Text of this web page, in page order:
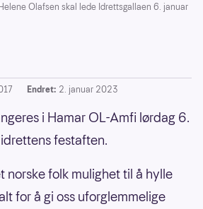
Olafsen skal lede Idrettsgallaen 6. januar
Endret: 2. januar 2023
i Hamar OL-Amfi lørdag 6.
festaften.
norske folk mulighet til å hylle
for å gi oss uforglemmelige